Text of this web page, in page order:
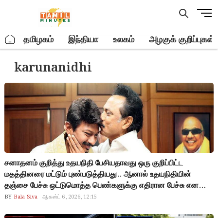
M
u
t
o
n
. தமிழகம் இந்தியா உலகம் அழகுக் குறிப்புகள்
karunanidhi
சனாதனம் குறித்து உதயநிதி பேசியதாவது ஒரு குறிப்பிட்ட
மதத்தினரை மட்டும் புண்படுத்தியது.. ஆனால் உதயநிதியின்
தஞ்சை பேச்சு ஒட்டுமொத்த பெண்களுக்கு எதிரான பேச்சு என
தவெகவால் நரேட்டிவ் செய்யப்பட்டது.. இந்தியா முழுவதும்
BY Bala Siva ஆகஸ்ட் 6, 2026, 12:15